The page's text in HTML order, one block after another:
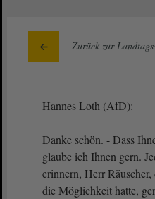
Zurück zur
Hannes Loth (AfD):
Danke schön. - Dass
glaube ich Ihnen gern.
erinnern, Herr Räuscher,
die Möglichkeit hatte,